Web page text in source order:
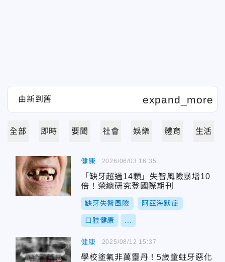
全部 即時 要聞 社會 娛樂 體育 生活
健康
「缺牙超過14顆」失智風險暴增10
倍！榮總研究登國際期刊
缺牙失智風險 阿茲海默症
口腔健康
2026/06/03 16:35
健康
學校塗氟非萬靈丹！5歲童蛀牙惡化
2025/08/12 15:37